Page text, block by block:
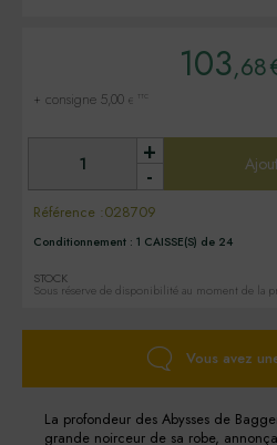
La profondeur des Abysses de
grande noirceur de sa robe,
103,68
+ consigne 5,00 € TTC
-
+
Référence :028709
Conditionnement : 1 CAISSE(S) de 24
STOCK
Sous réserve de disponibilité au moment de la
Vous avez